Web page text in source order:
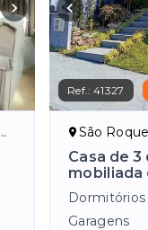
Ref.:41327
São Roque
Casa de
mobiliada
Dormitórios
Garagens